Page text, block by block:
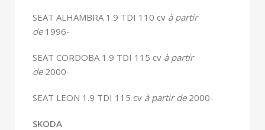
SEAT ALHAMBRA 1.9 TDI 110 cv à partir
de 1996-
SEAT CORDOBA 1.9 TDI 115 cv à partir
de 2000-
SEAT LEON 1.9 TDI 115 cv à partir de 2000-
SKODA